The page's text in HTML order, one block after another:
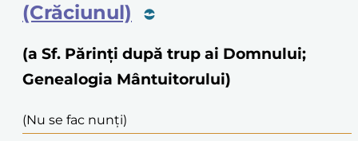
(Crăciunul)
(a Sf. Părinți după trup ai Domnului;
Genealogia Mântuitorului)
(Nu se fac nunți)